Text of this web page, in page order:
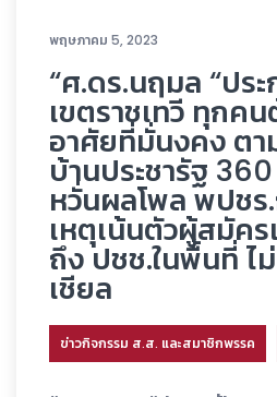
พฤษภาคม 5, 2023
“ศ.ดร.นฤมล “ปร
เขตราชเทวี ทุกค
อาศัยที่มั่นงคง ตา
บ้านประชารัฐ
หวั่นผลโพล พปชร
เหตุเน้นตัวผู้สมัคร
ถึง ปชช.ในพื้นที่ ไ
เชียล
ข่าวกิจกรรม ส.ส. และสมาชิกพรรค